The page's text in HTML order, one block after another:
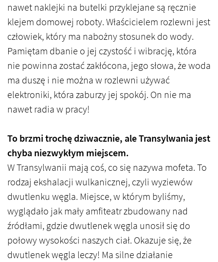
nawet naklejki na butelki przyklejane są ręcznie
klejem domowej roboty. Właścicielem rozlewni jest
człowiek, który ma nabożny stosunek do wody.
Pamiętam dbanie o jej czystość i wibrację, która
nie powinna zostać zakłócona, jego słowa, że woda
ma duszę i nie można w rozlewni używać
elektroniki, która zaburzy jej spokój. On nie ma
nawet radia w pracy!
To brzmi trochę dziwacznie, ale Transylwania jest
chyba niezwykłym miejscem.
W Transylwanii mają coś, co się nazywa mofeta. To
rodzaj ekshalacji wulkanicznej, czyli wyziewów
dwutlenku węgla. Miejsce, w którym byliśmy,
wyglądało jak mały amfiteatr zbudowany nad
źródłami, gdzie dwutlenek węgla unosił się do
połowy wysokości naszych ciał. Okazuje się, że
dwutlenek węgla leczy! Ma silne działanie